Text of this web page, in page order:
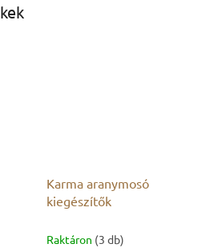
Karma aranymosó
kiegészítők
Raktáron (3 db)